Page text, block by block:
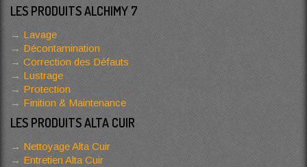
LES PRODUITS ALCHIMY 7
Lavage
Décontamination
Correction des Défauts
Lustrage
Protection
Finition & Maintenance
LES PRODUITS ALTA CUIR
Nettoyage Alta Cuir
Entretien Alta Cuir